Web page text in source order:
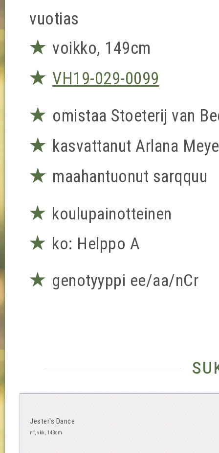
vuotias
★ voikko, 149cm
★ VH19-029-0099
★ omistaa Stoeterij van
★ kasvattanut Arlana
★ maahantuonut sarqquu
★ koulupainotteinen
★ ko: Helppo A
★ genotyyppi ee/aa/nCr
Jester's Dance
nf, vkk, 143cm